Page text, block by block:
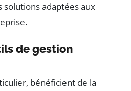
adaptées aux
de gestion
bénéficient de la